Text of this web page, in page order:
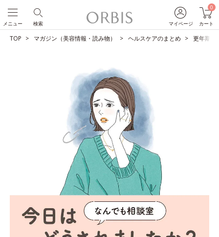
マイページ
0
カート
検索
メニュー
TOP マガジン（美容情報・読み物） ヘルスケアのまとめ 更年期の